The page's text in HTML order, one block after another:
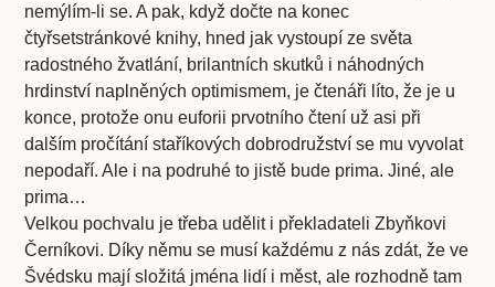
nemýlím-li se. A pak, když dočte na konec
čtyřsetstránkové knihy, hned jak vystoupí ze světa
radostného žvatlání, brilantních skutků i náhodných
hrdinství naplněných optimismem, je čtenáři líto, že je u
konce, protože onu euforii prvotního čtení už asi při
dalším pročítání staříkových dobrodružství se mu vyvolat
nepodaří. Ale i na podruhé to jistě bude prima. Jiné, ale
prima…
Velkou pochvalu je třeba udělit i překladateli Zbyňkovi
Černíkovi. Díky němu se musí každému z nás zdát, že ve
Švédsku mají složitá jména lidí i měst, ale rozhodně tam